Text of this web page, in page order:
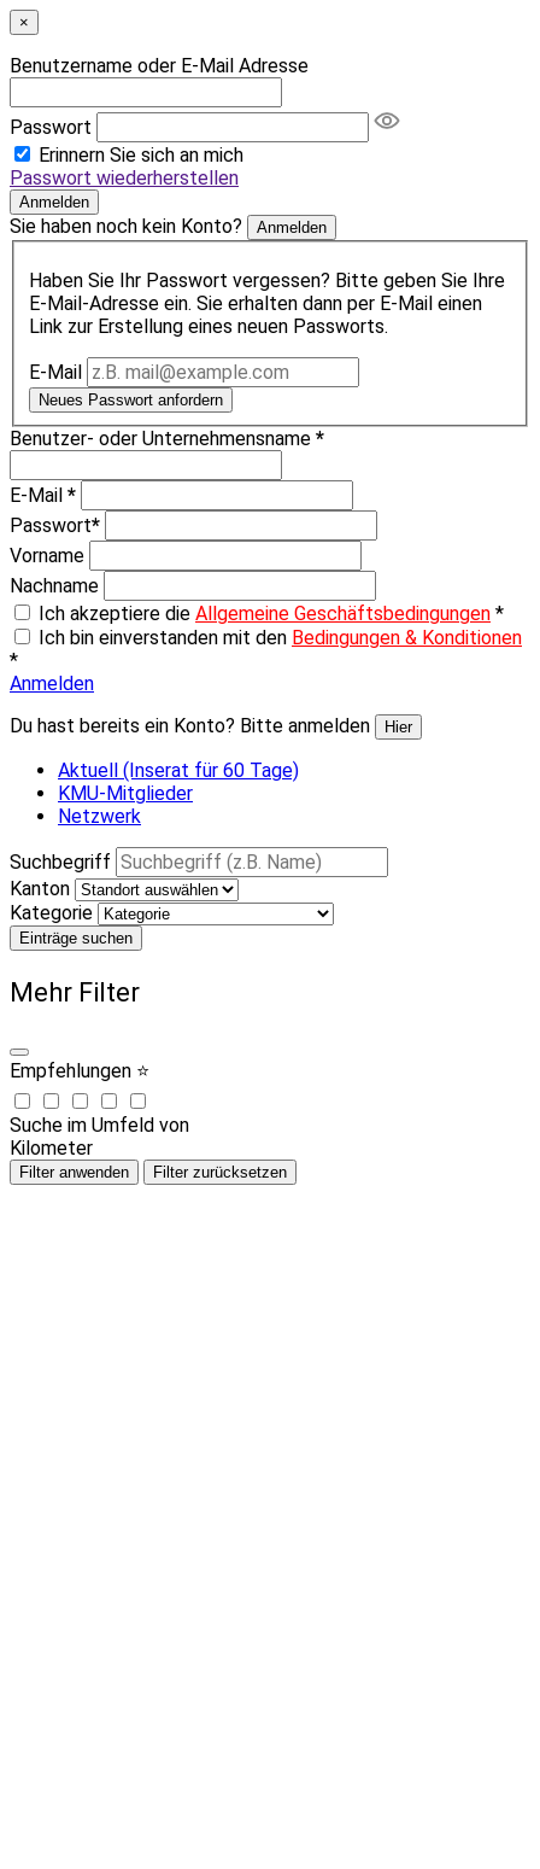
×
Benutzername oder E-Mail Adresse
Passwort
Erinnern Sie sich an mich
Passwort wiederherstellen
Anmelden
Sie haben noch kein Konto? Anmelden
Haben Sie Ihr Passwort vergessen? Bitte geben Sie Ihre
E-Mail-Adresse ein. Sie erhalten dann per E-Mail einen
Link zur Erstellung eines neuen Passworts.
E-Mail
Neues Passwort anfordern
Benutzer- oder Unternehmensname *
E-Mail *
Passwort*
Vorname
Nachname
Ich akzeptiere die Allgemeine Geschäftsbedingungen *
Ich bin einverstanden mit den Bedingungen & Konditionen
*
Anmelden
Du hast bereits ein Konto? Bitte anmelden
Hier
Aktuell (Inserat für 60 Tage)
KMU-Mitglieder
Netzwerk
Suchbegriff
Kanton
Kategorie
Einträge suchen
Mehr Filter
Empfehlungen ⭐
Suche im Umfeld von
Kilometer
Filter anwenden Filter zurücksetzen